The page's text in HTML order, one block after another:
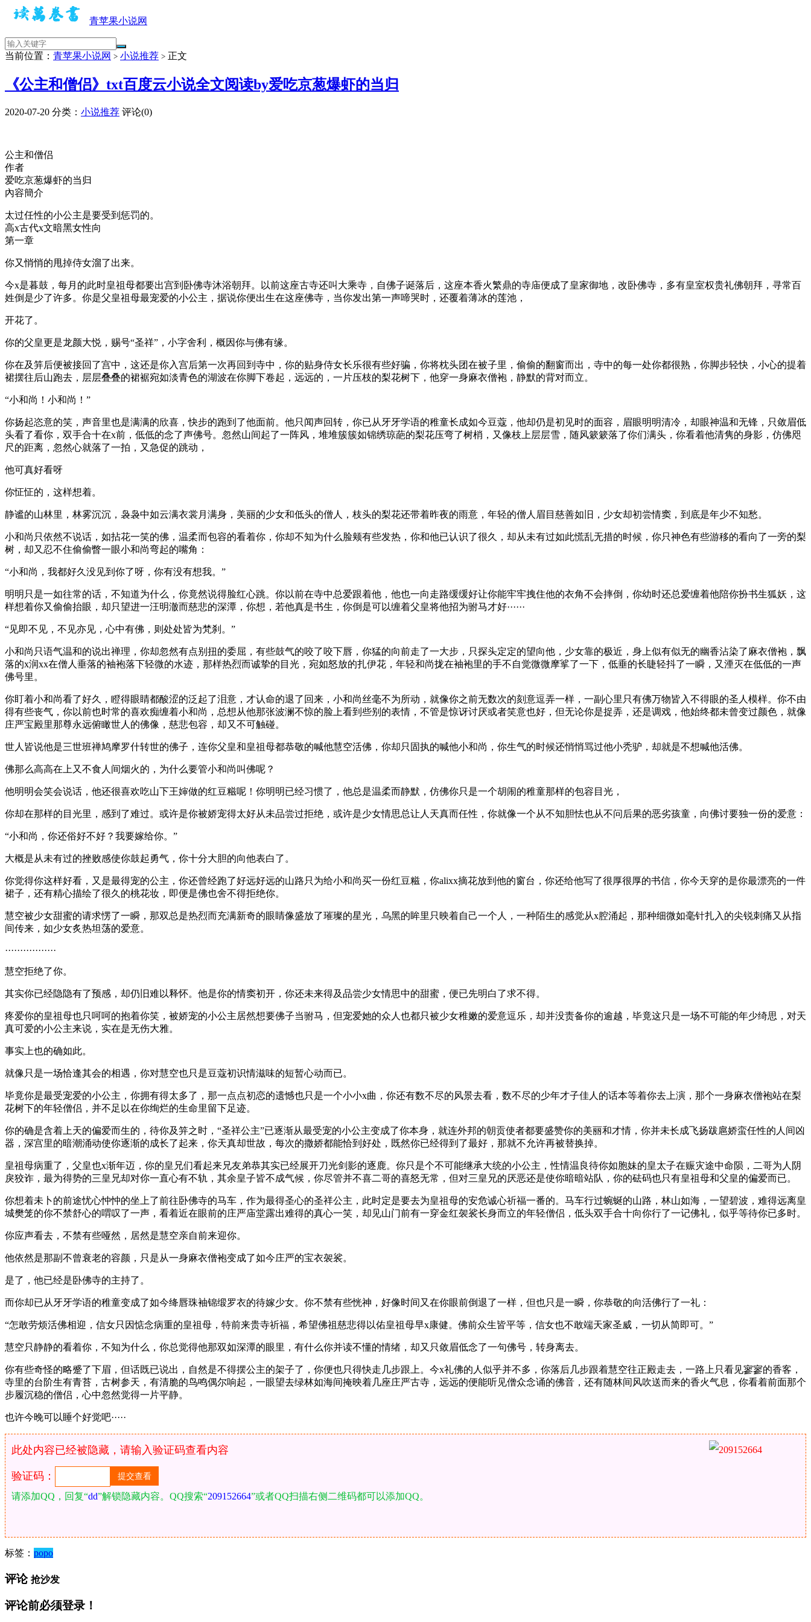
青苹果小说网
当前位置： 青苹果小说网 > 小说推荐 > 正文
《公主和僧侣》txt百度云小说全文阅读by爱吃京葱爆虾的当归
2020-07-20 分类： 小说推荐 评论(0)
公主和僧侣
作者
爱吃京葱爆虾的当归
內容簡介
太过任性的小公主是要受到惩罚的。
高x古代x文暗黑女性向
第一章
你又悄悄的甩掉侍女溜了出来。
今x是暮鼓，每月的此时皇祖母都要出宫到卧佛寺沐浴朝拜。以前这座古寺还叫大乘寺，自佛子诞落后，这座本香火繁鼎的寺庙便成了皇家御地，改卧佛寺，多有皇室权贵礼佛朝拜，寻常百
姓倒是少了许多。你是父皇祖母最宠爱的小公主，据说你便出生在这座佛寺，当你发出第一声啼哭时，还覆着薄冰的莲池，
开花了。
你的父皇更是龙颜大悦，赐号“圣祥”，小字舍利，概因你与佛有缘。
你在及笄后便被接回了宫中，这还是你入宫后第一次再回到寺中，你的贴身侍女长乐很有些好骗，你将枕头团在被子里，偷偷的翻窗而出，寺中的每一处你都很熟，你脚步轻快，小心的提着
裙摆往后山跑去，层层叠叠的裙裾宛如淡青色的湖波在你脚下卷起，远远的，一片压枝的梨花树下，他穿一身麻衣僧袍，静默的背对而立。
“小和尚！小和尚！”
你扬起恣意的笑，声音里也是满满的欣喜，快步的跑到了他面前。他只闻声回转，你已从牙牙学语的稚童长成如今豆蔻，他却仍是初见时的面容，眉眼明明清冷，却眼神温和无锋，只敛眉低
头看了看你，双手合十在x前，低低的念了声佛号。忽然山间起了一阵风，堆堆簇簇如锦绣琼葩的梨花压弯了树梢，又像枝上层层雪，随风簌簌落了你们满头，你看着他清隽的身影，仿佛咫
尺的距离，忽然心就落了一拍，又急促的跳动，
他可真好看呀
你怔怔的，这样想着。
静谧的山林里，林雾沉沉，袅袅中如云满衣裳月满身，美丽的少女和低头的僧人，枝头的梨花还带着昨夜的雨意，年轻的僧人眉目慈善如旧，少女却初尝情窦，到底是年少不知愁。
小和尚只依然不说话，如拈花一笑的佛，温柔而包容的看着你，你却不知为什么脸颊有些发热，你和他已认识了很久，却从未有过如此慌乱无措的时候，你只神色有些游移的看向了一旁的梨
树，却又忍不住偷偷瞥一眼小和尚弯起的嘴角：
“小和尚，我都好久没见到你了呀，你有没有想我。”
明明只是一如往常的话，不知道为什么，你竟然说得脸红心跳。你以前在寺中总爱跟着他，他也一向走路缓缓好让你能牢牢拽住他的衣角不会摔倒，你幼时还总爱缠着他陪你扮书生狐妖，这
样想着你又偷偷抬眼，却只望进一汪明澈而慈悲的深潭，你想，若他真是书生，你倒是可以缠着父皇将他招为驸马才好······
“见即不见，不见亦见，心中有佛，则处处皆为梵刹。”
小和尚只语气温和的说出禅理，你却忽然有点别扭的委屈，有些鼓气的咬了咬下唇，你猛的向前走了一大步，只探头定定的望向他，少女靠的极近，身上似有似无的幽香沾染了麻衣僧袍，飘
落的x润xx在僧人垂落的袖袍落下轻微的水迹，那样热烈而诚挚的目光，宛如怒放的扎伊花，年轻和尚拢在袖袍里的手不自觉微微摩挲了一下，低垂的长睫轻抖了一瞬，又湮灭在低低的一声
佛号里。
你盯着小和尚看了好久，瞪得眼睛都酸涩的泛起了泪意，才认命的退了回来，小和尚丝毫不为所动，就像你之前无数次的刻意逗弄一样，一副心里只有佛万物皆入不得眼的圣人模样。你不由
得有些丧气，你以前也时常的喜欢痴缠着小和尚，总想从他那张波澜不惊的脸上看到些别的表情，不管是惊讶讨厌或者笑意也好，但无论你是捉弄，还是调戏，他始终都未曾变过颜色，就像
庄严宝殿里那尊永远俯瞰世人的佛像，慈悲包容，却又不可触碰。
世人皆说他是三世班禅鸠摩罗什转世的佛子，连你父皇和皇祖母都恭敬的喊他慧空活佛，你却只固执的喊他小和尚，你生气的时候还悄悄骂过他小秃驴，却就是不想喊他活佛。
佛那么高高在上又不食人间烟火的，为什么要管小和尚叫佛呢？
他明明会笑会说话，他还很喜欢吃山下王婶做的红豆糍呢！你明明已经习惯了，他总是温柔而静默，仿佛你只是一个胡闹的稚童那样的包容目光，
你却在那样的目光里，感到了难过。或许是你被娇宠得太好从未品尝过拒绝，或许是少女情思总让人天真而任性，你就像一个从不知胆怯也从不问后果的恶劣孩童，向佛讨要独一份的爱意：
“小和尚，你还俗好不好？我要嫁给你。”
大概是从未有过的挫败感使你鼓起勇气，你十分大胆的向他表白了。
你觉得你这样好看，又是最得宠的公主，你还曾经跑了好远好远的山路只为给小和尚买一份红豆糍，你alixx摘花放到他的窗台，你还给他写了很厚很厚的书信，你今天穿的是你最漂亮的一件
裙子，还有精心描绘了很久的桃花妆，即便是佛也舍不得拒绝你。
慧空被少女甜蜜的请求愣了一瞬，那双总是热烈而充满新奇的眼睛像盛放了璀璨的星光，乌黑的眸里只映着自己一个人，一种陌生的感觉从x腔涌起，那种细微如毫针扎入的尖锐刺痛又从指
间传来，如少女炙热坦荡的爱意。
·················
慧空拒绝了你。
其实你已经隐隐有了预感，却仍旧难以释怀。他是你的情窦初开，你还未来得及品尝少女情思中的甜蜜，便已先明白了求不得。
疼爱你的皇祖母也只呵呵的抱着你笑，被娇宠的小公主居然想要佛子当驸马，但宠爱她的众人也都只被少女稚嫩的爱意逗乐，却并没责备你的逾越，毕竟这只是一场不可能的年少绮思，对天
真可爱的小公主来说，实在是无伤大雅。
事实上也的确如此。
就像只是一场恰逢其会的相遇，你对慧空也只是豆蔻初识情滋味的短暂心动而已。
毕竟你是最受宠爱的小公主，你拥有得太多了，那一点点初恋的遗憾也只是一个小小x曲，你还有数不尽的风景去看，数不尽的少年才子佳人的话本等着你去上演，那个一身麻衣僧袍站在梨
花树下的年轻僧侣，并不足以在你绚烂的生命里留下足迹。
你的确是含着上天的偏爱而生的，待你及笄之时，“圣祥公主”已逐渐从最受宠的小公主变成了你本身，就连外邦的朝贡使者都要盛赞你的美丽和才情，你并未长成飞扬跋扈娇蛮任性的人间凶
器，深宫里的暗潮涌动使你逐渐的成长了起来，你天真却世故，每次的撒娇都能恰到好处，既然你已经得到了最好，那就不允许再被替换掉。
皇祖母病重了，父皇也x渐年迈，你的皇兄们看起来兄友弟恭其实已经展开刀光剑影的逐鹿。你只是个不可能继承大统的小公主，性情温良待你如胞妹的皇太子在赈灾途中命陨，二哥为人阴
戾狡诈，最为得势的三皇兄却对你一直心有不轨，其余皇子皆不成气候，你尽管并不喜二哥的喜怒无常，但对三皇兄的厌恶还是使你暗暗站队，你的砝码也只有皇祖母和父皇的偏爱而已。
你想着未卜的前途忧心忡忡的坐上了前往卧佛寺的马车，作为最得圣心的圣祥公主，此时定是要去为皇祖母的安危诚心祈福一番的。马车行过蜿蜒的山路，林山如海，一望碧波，难得远离皇
城樊笼的你不禁舒心的喟叹了一声，看着近在眼前的庄严庙堂露出难得的真心一笑，却见山门前有一穿金红袈裟长身而立的年轻僧侣，低头双手合十向你行了一记佛礼，似乎等待你已多时。
你应声看去，不禁有些哑然，居然是慧空亲自前来迎你。
他依然是那副不曾衰老的容颜，只是从一身麻衣僧袍变成了如今庄严的宝衣袈裟。
是了，他已经是卧佛寺的主持了。
而你却已从牙牙学语的稚童变成了如今绛唇珠袖锦缎罗衣的待嫁少女。你不禁有些恍神，好像时间又在你眼前倒退了一样，但也只是一瞬，你恭敬的向活佛行了一礼：
“怎敢劳烦活佛相迎，信女只因惦念病重的皇祖母，特前来贵寺祈福，希望佛祖慈悲得以佑皇祖母早x康健。佛前众生皆平等，信女也不敢端天家圣威，一切从简即可。”
慧空只静静的看着你，不知为什么，你总觉得他那双如深潭的眼里，有什么你并读不懂的情绪，却又只敛眉低念了一句佛号，转身离去。
你有些奇怪的略蹙了下眉，但话既已说出，自然是不得摆公主的架子了，你便也只得快走几步跟上。今x礼佛的人似乎并不多，你落后几步跟着慧空往正殿走去，一路上只看见寥寥的香客，
寺里的台阶生有青苔，古树参天，有清脆的鸟鸣偶尔响起，一眼望去绿林如海间掩映着几座庄严古寺，远远的便能听见僧众念诵的佛音，还有随林间风吹送而来的香火气息，你看着前面那个
步履沉稳的僧侣，心中忽然觉得一片平静。
也许今晚可以睡个好觉吧·····
此处内容已经被隐藏，请输入验证码查看内容
验证码：
请添加QQ，回复“dd”解锁隐藏内容。QQ搜索“209152664”或者QQ扫描右侧二维码都可以添加QQ。
标签： popo
评论 抢沙发
评论前必须登录！